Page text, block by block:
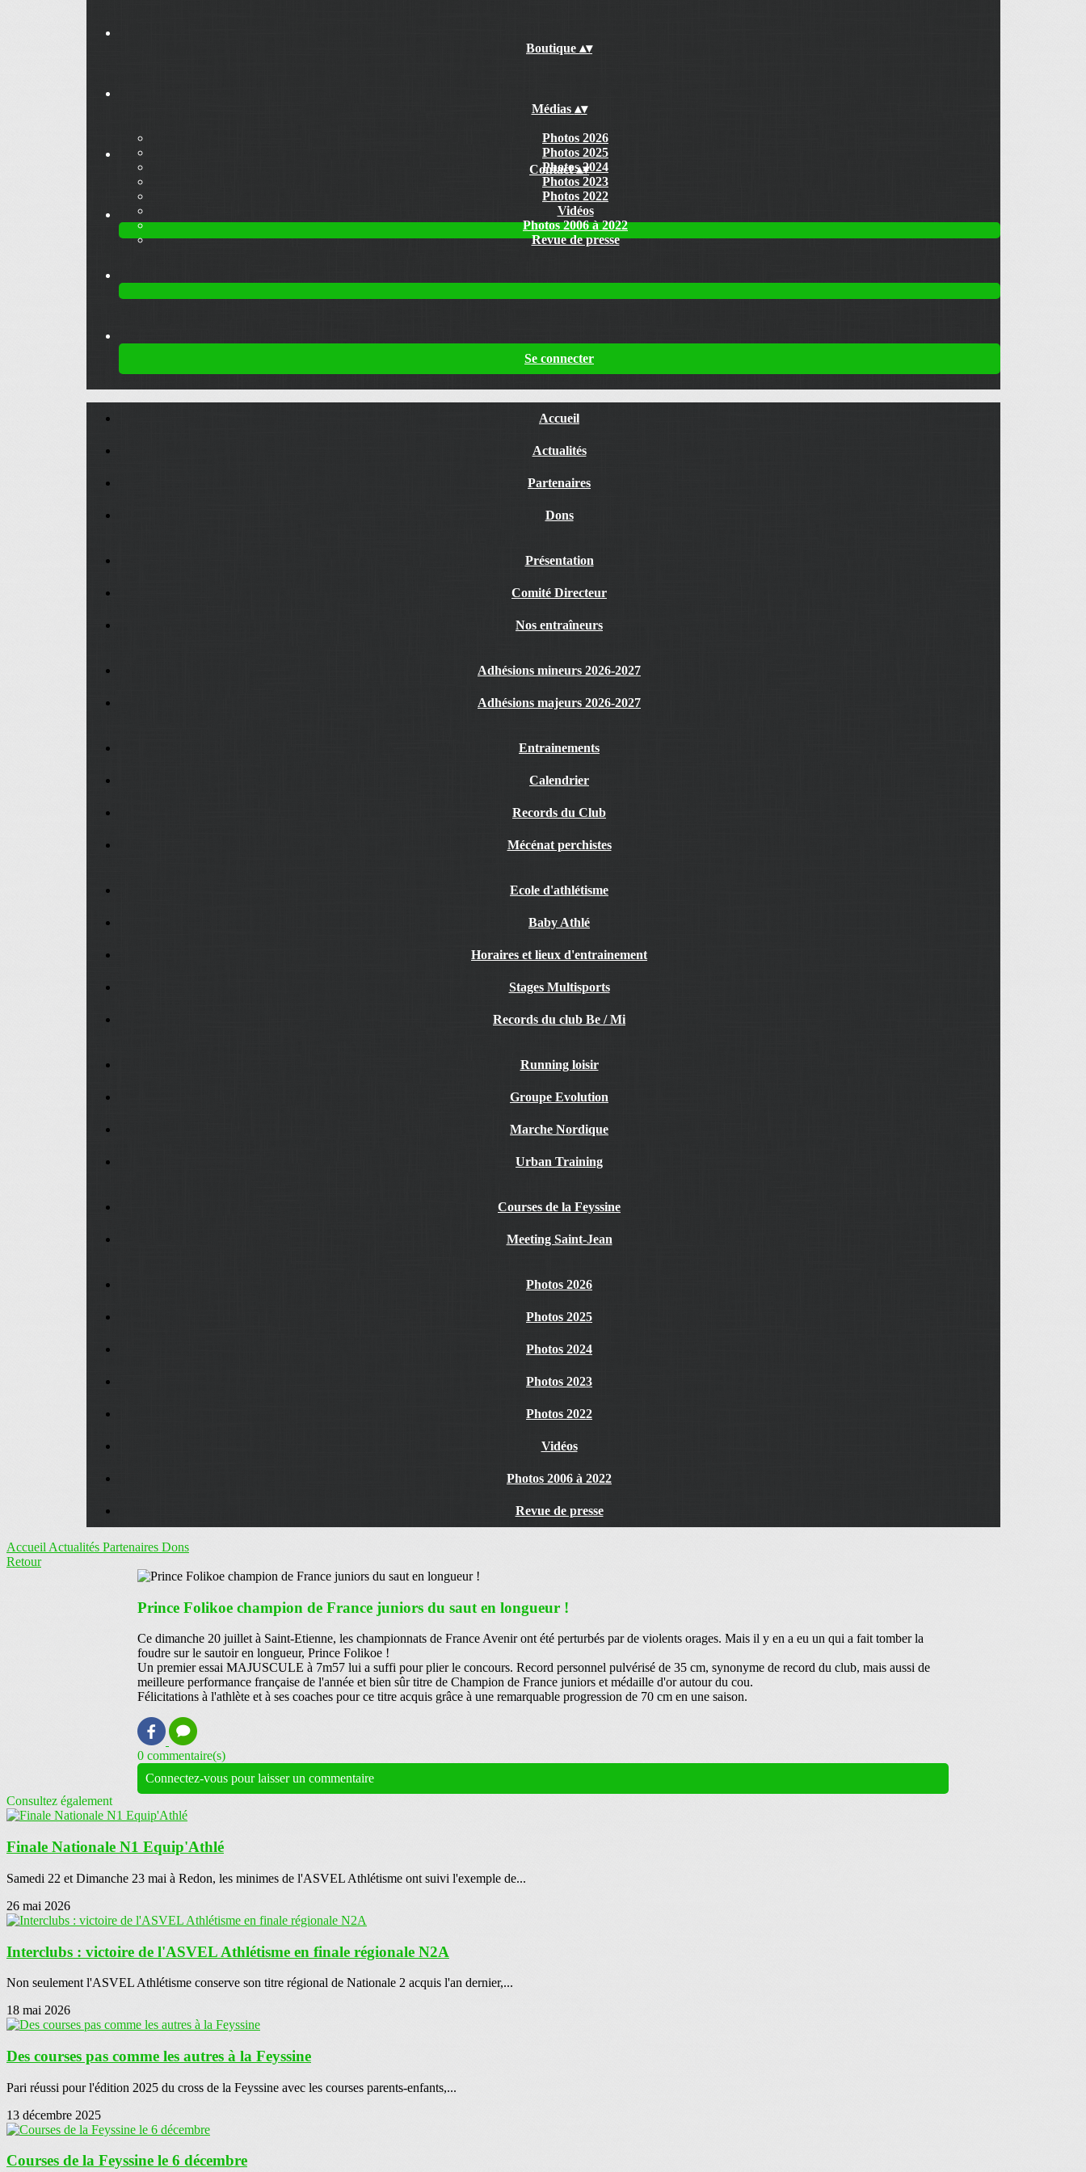
Boutique ▴▾
Médias ▴▾
Photos 2026
Photos 2025
Photos 2024
Photos 2023
Photos 2022
Vidéos
Photos 2006 à 2022
Revue de presse
Contact▴▾
Se connecter
Accueil
Actualités
Partenaires
Dons
Présentation
Comité Directeur
Nos entraîneurs
Adhésions mineurs 2026-2027
Adhésions majeurs 2026-2027
Entrainements
Calendrier
Records du Club
Mécénat perchistes
Ecole d'athlétisme
Baby Athlé
Horaires et lieux d'entrainement
Stages Multisports
Records du club Be / Mi
Running loisir
Groupe Evolution
Marche Nordique
Urban Training
Courses de la Feyssine
Meeting Saint-Jean
Photos 2026
Photos 2025
Photos 2024
Photos 2023
Photos 2022
Vidéos
Photos 2006 à 2022
Revue de presse
Accueil Actualités Partenaires Dons
Retour
Prince Folikoe champion de France juniors du saut en longueur !
Ce dimanche 20 juillet à Saint-Etienne, les championnats de France Avenir ont été perturbés par de violents orages. Mais il y en a eu un qui a fait tomber la
foudre sur le sautoir en longueur, Prince Folikoe !
Un premier essai MAJUSCULE à 7m57 lui a suffi pour plier le concours. Record personnel pulvérisé de 35 cm, synonyme de record du club, mais aussi de
meilleure performance française de l'année et bien sûr titre de Champion de France juniors et médaille d'or autour du cou.
Félicitations à l'athlète et à ses coaches pour ce titre acquis grâce à une remarquable progression de 70 cm en une saison.
0 commentaire(s)
Connectez-vous pour laisser un commentaire
Consultez également
Finale Nationale N1 Equip'Athlé
Samedi 22 et Dimanche 23 mai à Redon, les minimes de l'ASVEL Athlétisme ont suivi l'exemple de...
26 mai 2026
Interclubs : victoire de l'ASVEL Athlétisme en finale régionale N2A
Non seulement l'ASVEL Athlétisme conserve son titre régional de Nationale 2 acquis l'an dernier,...
18 mai 2026
Des courses pas comme les autres à la Feyssine
Pari réussi pour l'édition 2025 du cross de la Feyssine avec les courses parents-enfants,...
13 décembre 2025
Courses de la Feyssine le 6 décembre